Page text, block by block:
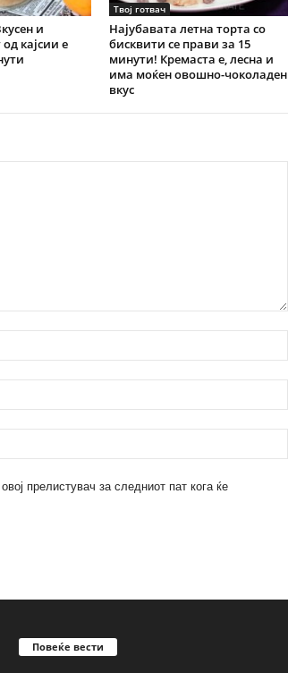
и
кајсии е
Твој готвач
Најубавата летна торта со
бисквити се прави за 15
минути! Кремаста е, лесна и
има моќен овошно-чоколаден
вкус
прелистувач за следниот пат кога ќе
Повеќе вести